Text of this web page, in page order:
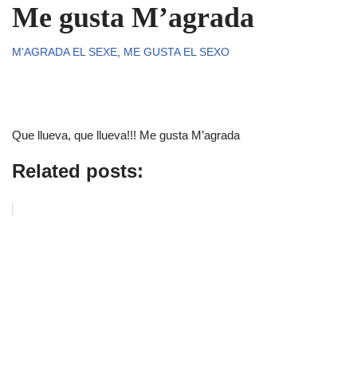
Me gusta M’agrada
M'AGRADA EL SEXE, ME GUSTA EL SEXO
Que llueva, que llueva!!! Me gusta M’agrada
Related posts: